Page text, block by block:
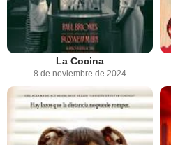
La Cocina
8 de noviembre de 2024